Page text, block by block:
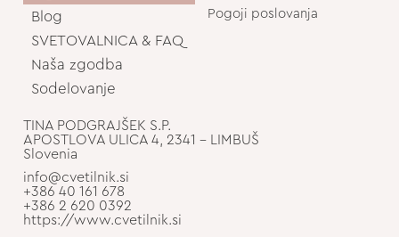
Blog
SVETOVALNICA & FAQ
Naša zgodba
Sodelovanje
Pogoji poslovanja
TINA PODGRAJŠEK S.P.
APOSTLOVA ULICA 4, 2341 - LIMBUŠ
Slovenia
info@cvetilnik.si
+386 40 161 678
+386 2 620 0392
https://www.cvetilnik.si